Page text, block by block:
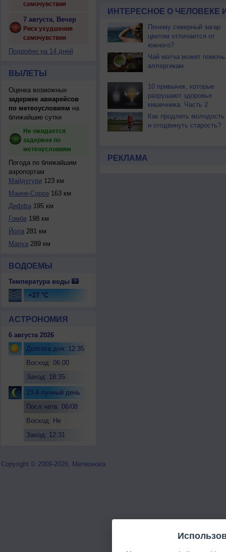
самочувствия
7 августа, Вечер
Риск ухудшения
самочувствия
Подробно на 14 дней
ВЫЛЕТЫ
Оценка возможных
задержек авиарейсов
по метеоусловиям на
ближайшие сутки
Не ожидается
задержек по
метеоусловиям
Погода по ближайшим
аэропортам
Майдугури 123 км
Маине-Сороа163 км
Диффа195 км
Гомбе198 км
Йола281 км
Маруа289 км
ВОДОЕМЫ
Температура воды
+27 °C
АСТРОНОМИЯ
6 августа 2026
Долгота дня: 12:35
Восход: 06:00
Заход: 18:35
23-й лунный день
Посл.четв. 06/08
Восход: Не
Заход: 12:31
ИНТЕРЕСНОЕ О ЧЕЛОВЕКЕ
Почему северный загар
цветом отличается от
южного?
Чай матча может помочь
аллергикам
10 привычек, которые
разрушают здоровье
кишечника. Часть 2
Как продлить молодость
и отодвинуть старость?
РЕКЛАМА
Copyright © 2009-2026, Метеонова